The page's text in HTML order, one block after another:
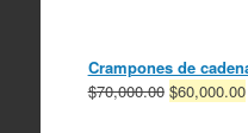
Crampones de
$70,000.00 El
$60,000.00El